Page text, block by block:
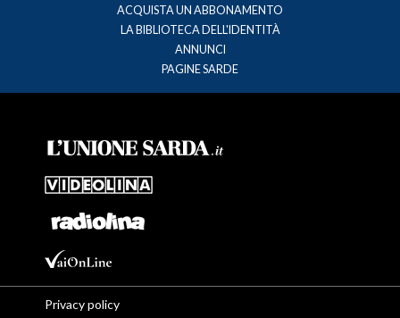
ACQUISTA UN ABBONAMENTO
LA BIBLIOTECA DELL'IDENTITÀ
ANNUNCI
PAGINE SARDE
Privacy policy